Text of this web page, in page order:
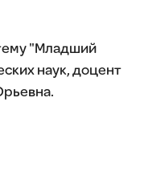
"Младший
наук, доцент